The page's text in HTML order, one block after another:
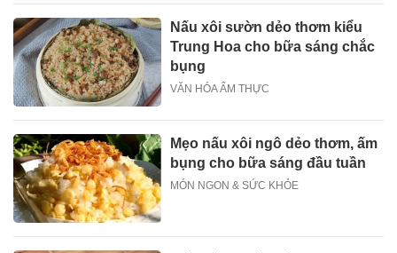
Nấu xôi sườn dẻo thơm kiểu
Trung Hoa cho bữa sáng chắc
bụng
VĂN HÓA ẨM THỰC
Mẹo nấu xôi ngô dẻo thơm, ấm
bụng cho bữa sáng đầu tuần
MÓN NGON & SỨC KHỎE